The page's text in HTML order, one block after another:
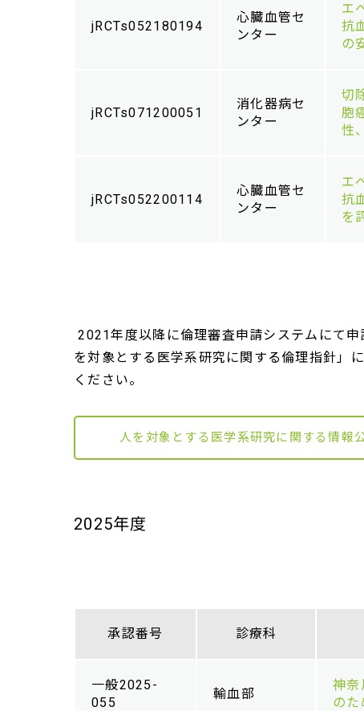
jRCTs052180194
心臓血管セ
ンター
エ
抗
の
jRCTs071200051
消化器病セ
ンター
切
胞
性
jRCTs052200114
心臓血管セ
ンター
エ
抗
を
2021年度以降に倫理審査申請システムにて
を対象とする医学系研究に関する倫理指針」
ください。
人を対象とする医学系研究に関する情報
2025年度
承認番号 診療科
一般2025-
055
輸血部
神奈
のた